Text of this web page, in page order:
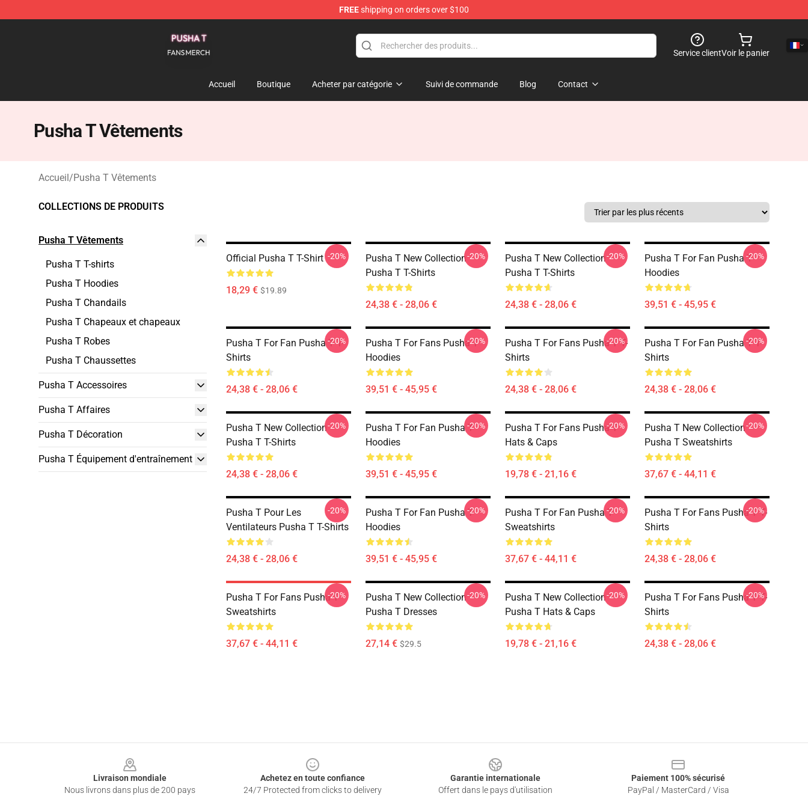
FREEshipping on orders over $100
Service clientVoir le panier
Accueil Boutique Acheter par catégorie Suivi de commande Blog Contact
Pusha T Vêtements
Accueil/Pusha T Vêtements
COLLECTIONS DE PRODUITS
Pusha T Vêtements
Pusha T T-shirts
Pusha T Hoodies
Pusha T Chandails
Pusha T Chapeaux et chapeaux
Pusha T Robes
Pusha T Chaussettes
Pusha T Accessoires
Pusha T Affaires
Pusha T Décoration
Pusha T Équipement d'entraînement
Official Pusha T T-Shirt
18,29 € $19.89
-20%
Pusha T New Collection
Pusha T T-Shirts
24,38 € - 28,06 €
-20%
Pusha T New Collection
Pusha T T-Shirts
24,38 € - 28,06 €
-20%
Pusha T For Fan Pusha T
Hoodies
39,51 € - 45,95 €
-20%
Pusha T For Fan Pusha T T-
Shirts
24,38 € - 28,06 €
-20%
Pusha T For Fans Pusha T
Hoodies
39,51 € - 45,95 €
-20%
Pusha T For Fans Pusha T T-
Shirts
24,38 € - 28,06 €
-20%
Pusha T For Fan Pusha T T-
Shirts
24,38 € - 28,06 €
-20%
Pusha T New Collection
Pusha T T-Shirts
24,38 € - 28,06 €
-20%
Pusha T For Fan Pusha T
Hoodies
39,51 € - 45,95 €
-20%
Pusha T For Fans Pusha T
Hats & Caps
19,78 € - 21,16 €
-20%
Pusha T New Collection
Pusha T Sweatshirts
37,67 € - 44,11 €
-20%
Pusha T Pour Les
Ventilateurs Pusha T T-Shirts
24,38 € - 28,06 €
-20%
Pusha T For Fan Pusha T
Hoodies
39,51 € - 45,95 €
-20%
Pusha T For Fan Pusha T
Sweatshirts
37,67 € - 44,11 €
-20%
Pusha T For Fans Pusha T T-
Shirts
24,38 € - 28,06 €
-20%
Pusha T For Fans Pusha T
Sweatshirts
37,67 € - 44,11 €
-20%
Pusha T New Collection
Pusha T Dresses
27,14 € $29.5
-20%
Pusha T New Collection
Pusha T Hats & Caps
19,78 € - 21,16 €
-20%
Pusha T For Fans Pusha T T-
Shirts
24,38 € - 28,06 €
-20%
Livraison mondiale
Nous livrons dans plus de 200 pays
Achetez en toute confiance
24/7 Protected from clicks to delivery
Garantie internationale
Offert dans le pays d'utilisation
Paiement 100% sécurisé
PayPal / MasterCard / Visa